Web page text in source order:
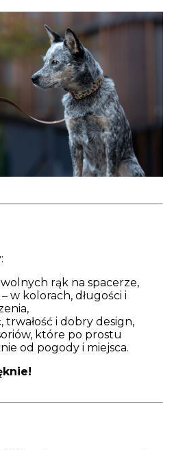
rąk na spacerze,
w kolorach, długości i
trwałość i dobry design,
które po prostu
od pogody i miejsca.